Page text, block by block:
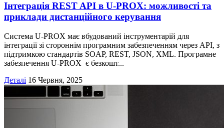
Інтеграція REST API в U‑PROX: можливості та
приклади дистанційного керування
Система U-PROX має вбудований інструментарій для
інтеграції зі стороннім програмним забезпеченням через API, з
підтримкою стандартів SOAP, REST, JSON, XML. Програмне
забезпечення U-PROX є безкошт...
Деталі 16 Червня, 2025